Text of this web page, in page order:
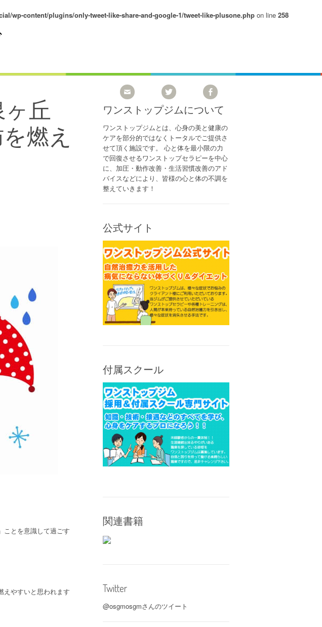
wp-content/plugins/only-tweet-like-share-and-google-1/tweet-like-plusone.php on line 258
丘
燃え
ことを意識して過ごす
えやすいと思われます
ワンストップジムについて
ワンストップジムとは、心身の美と健康の
ケアを部分的ではなくトータルでご提供さ
せて頂く施設です。 心と体を最小限の力
で回復させるワンストップセラピーを中心
に、加圧・動作改善・生活習慣改善のアド
バイスなどにより、皆様の心と体の不調を
整えていきます！
公式サイト
付属スクール
関連書籍
Twitter
@osgmosgmさんのツイート